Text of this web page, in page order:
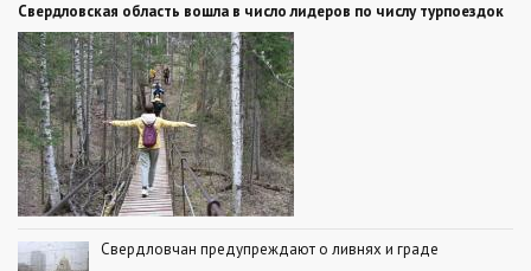
Свердловская область вошла в число лидеров по числу турпоездок
Свердловчан предупреждают о ливнях и граде